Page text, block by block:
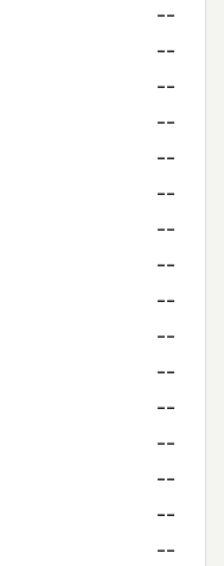
--
--
--
--
--
--
--
--
--
--
--
--
--
--
--
--